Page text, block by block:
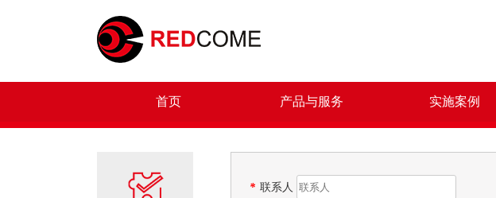
首页 产品与服务 实施案例
* 联系人